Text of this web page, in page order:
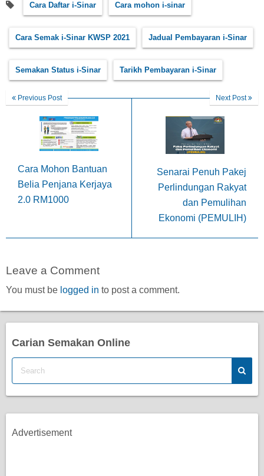
Cara Daftar i-Sinar Cara mohon i-sinar
Cara Semak i-Sinar KWSP 2021 Jadual Pembayaran i-Sinar
Semakan Status i-Sinar Tarikh Pembayaran i-Sinar
Previous Post
Cara Mohon Bantuan
Belia Penjana Kerjaya
2.0 RM1000
Next Post
Senarai Penuh Pakej
Perlindungan Rakyat
dan Pemulihan
Ekonomi (PEMULIH)
Leave a Comment
You must be logged in to post a comment.
Carian Semakan Online
Advertisement